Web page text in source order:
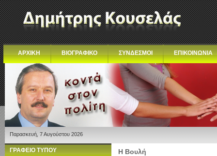
ΑΡΧΙΚΗ ΒΙΟΓΡΑΦΙΚΟ ΣΥΝΔΕΣΜΟΙ ΕΠΙΚΟΙΝΩΝΙΑ
Παρασκευή, 7 Αυγούστου 2026
ΓΡΑΦΕΙΟ ΤΥΠΟΥ Η Βουλή